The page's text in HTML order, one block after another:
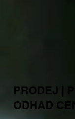
PRODEJ |
ODHAD